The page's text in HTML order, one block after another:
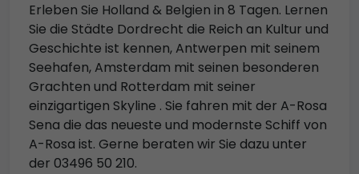
Erleben Sie Holland & Belgien in 8 Tagen. Lernen
Sie die Städte Dordrecht die Reich an Kultur und
Geschichte ist kennen, Antwerpen mit seinem
Seehafen, Amsterdam mit seinen besonderen
Grachten und Rotterdam mit seiner
einzigartigen Skyline . Sie fahren mit der A-Rosa
Sena die das neueste und modernste Schiff von
A-Rosa ist. Gerne beraten wir Sie dazu unter
der 03496 50 210.